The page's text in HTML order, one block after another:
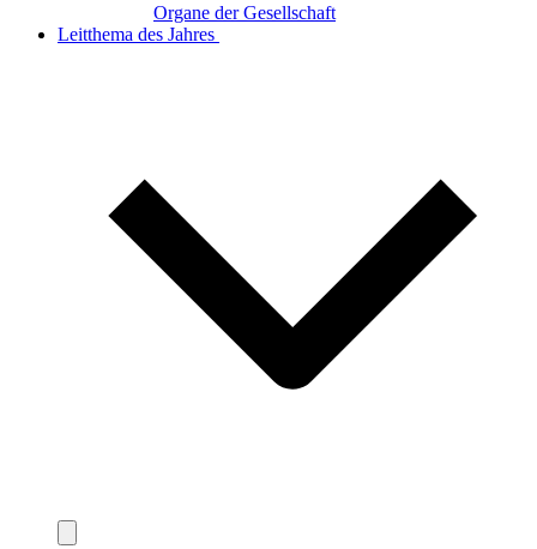
Organe der Gesellschaft
Leitthema des Jahres